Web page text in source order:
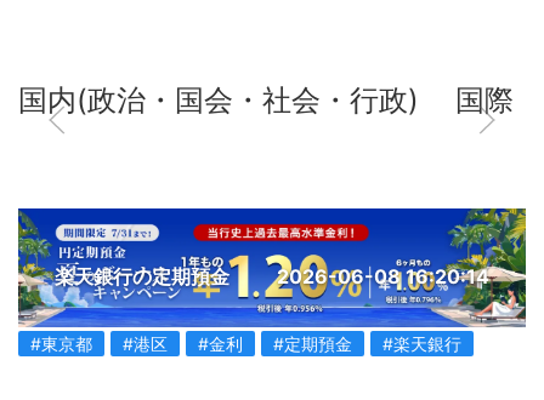
国内(政治・国会・社会・行政) 国際
楽天銀行の定期預金 2026-06-08 16:20:14
#東京都 #港区 #金利 #定期預金 #楽天銀行